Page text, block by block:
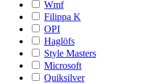
Wmf
Filippa K
OPI
Haglöfs
Style Masters
Microsoft
Quiksilver